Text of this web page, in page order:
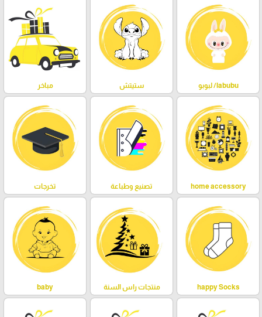
labubu/ لبوبو ستيتش مباخر
home accessory تصنيع وطباعة تخرجات
happy Socks منتجات راس السنة baby